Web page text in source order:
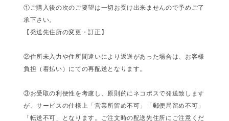
①ご購入後の次のご要望は一切お受け出来ませんので予めご了
承下さい。
【発送先住所の変更・訂正】
②住所未入力や住所間違いにより返送があった場合は、お客様
負担（着払い）にての再配送となります。
③お受取の利便性を考慮し、原則的にネコポスで発送致します
が、サービスの仕様上「営業所留め不可」「郵便局留め不可」
「転送不可」となります。ご注文時の配送先住所にご注意くだ